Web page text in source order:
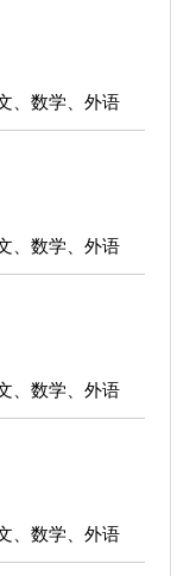
、数学、外语
、数学、外语
、数学、外语
、数学、外语